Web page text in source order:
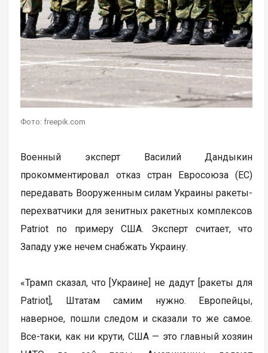
Фото: freepik.com
Военный эксперт Василий Дандыкин
прокомментировал отказ стран Евросоюза (ЕС)
передавать Вооруженным силам Украины ракеты-
перехватчики для зенитных ракетных комплексов
Patriot по примеру США. Эксперт считает, что
Западу уже нечем снабжать Украину.
«Трамп сказал, что [Украине] не дадут [ракеты для
Patriot], Штатам самим нужно. Европейцы,
наверное, пошли следом и сказали то же самое.
Все-таки, как ни крути, США — это главный хозяин